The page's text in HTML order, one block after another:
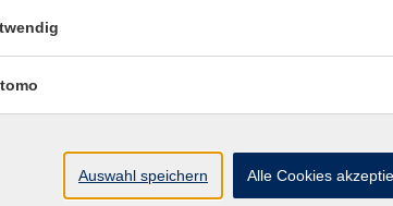
Bildungsurlaub: Begegnungen
(nur für Frauen)
Dein Weg zu mehr Gelassenheit und
Bildungsurlaub: Basenfasten,
und Bewegung
Auswahl speichern Alle Cookies